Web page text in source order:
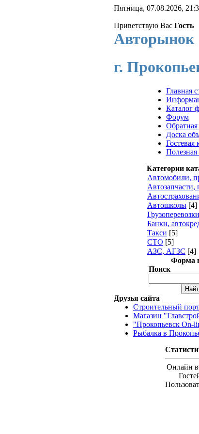
Пятница, 07.08.2026,
Приветствую Вас Гость
Авторынок
г.
Главная
Каталог
Форум
Обратная
Доска
Гостевая
Категории
Автомобили,
Автозапчасти,
Автошколы [4]
Грузоперевозки
Банки,
Такси [5]
СТО [5]
АЗС, АГЗС [4]
Форма
Поиск
Друзья сайта
Строительный
Магазин
"Прокопьевск On-
Рыбалка в
Онлайн